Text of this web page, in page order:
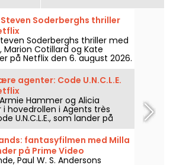
Soderberghs thriller
Soderberghs thriller med
Cotillard og Kate
på Netflix den 6. august 2026.
agenter: Code U.N.C.L.E.
Hammer og Alicia
i hovedrollen i Agents très
U.N.C.L.E., som lander på
august 2026.
fantasyfilmen med Milla
på Prime Video
Paul W. S. Andersons